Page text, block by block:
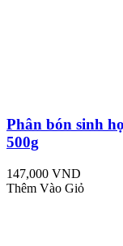
Phân bón sinh
500g
147,000 VND
Thêm Vào Giỏ